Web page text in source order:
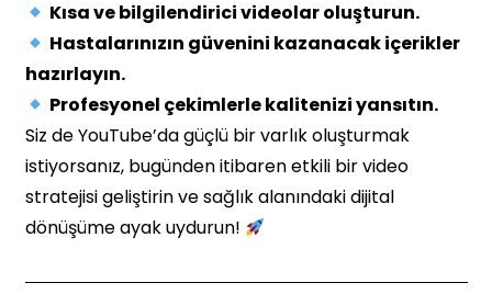
Kısa ve bilgilendirici videolar oluşturun.
Hastalarınızın güvenini kazanacak içerikler
hazırlayın.
Profesyonel çekimlerle kalitenizi yansıtın.
Siz de YouTube’da güçlü bir varlık oluşturmak
istiyorsanız, bugünden itibaren etkili bir video
stratejisi geliştirin ve sağlık alanındaki dijital
dönüşüme ayak uydurun!